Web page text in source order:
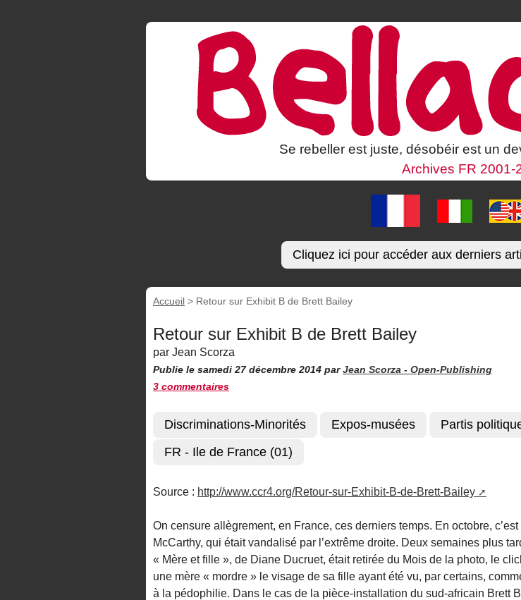
Se rebeller est juste, désobéir est un
Archives FR 2001-
Cliquez ici pour accéder aux derniers
Accueil > Retour sur Exhibit B de Brett Bailey
Retour sur Exhibit B de Brett Bailey
par Jean Scorza
Publie le samedi 27 décembre 2014 parJean Scorza - Open-Publishing
3 commentaires
Discriminations-Minorités Expos-musées
Partis
FR - Ile de France (01)
Source : http://www.ccr4.org/Retour-sur-Exhibit-B-de-Brett-Bailey
On censure allègrement, en France, ces derniers temps. En octobre, c’est
McCarthy, qui était vandalisé par l’extrême droite. Deux semaines plus
« Mère et fille », de Diane Ducruet, était retirée du Mois de la photo, le
une mère « mordre » le visage de sa fille ayant été vu, par certains,
à la pédophilie. Dans le cas de la pièce-installation du sud-africain Brett